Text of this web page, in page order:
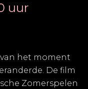
uur
het moment
De film
Zomerspelen